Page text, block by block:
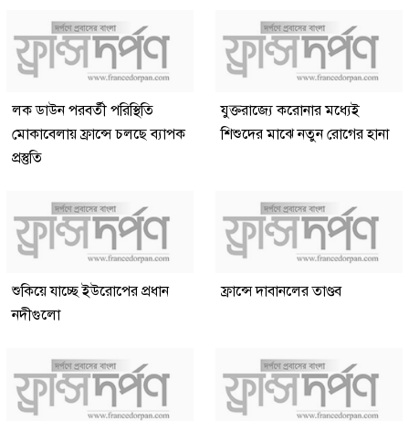
লক ডাউন পরবর্তী পরিস্থিতি
মোকাবেলায় ফ্রান্সে চলছে ব্যাপক
প্রস্তুতি
যুক্তরাজ্যে করোনার মধ্যেই
শিশুদের মাঝে নতুন রোগের হানা
শুকিয়ে যাচ্ছে ইউরোপের প্রধান
নদীগুলো
ফ্রান্সে দাবানলের তাণ্ডব